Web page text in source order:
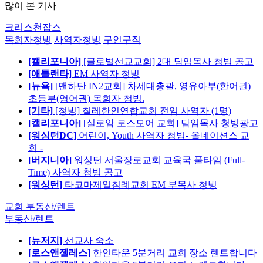
많이 본 기사
크리스천잡스
목회자청빙 사역자청빙 구인구직
[캘리포니아] [글로벌선교교회] 2대 담임목사 청빙 공고
[애틀랜타] EM 사역자 청빙
[뉴욕] [맨하탄 IN2교회] 차세대총괄, 영유아부(한어권)
초등부(영어권) 목회자 청빙.
[기타] [청빙] 칠레한인연합교회 전임 사역자 (1명)
[캘리포니아] [실로암 로스모어 교회] 담임목사 청빙광고
[워싱턴DC] 어린이, Youth 사역자 청빙- 올네이션스 교
회 -
[버지니아] 워싱턴 서울장로교회 교육국 풀타임 (Full-
Time) 사역자 청빙 공고
[워싱턴] 타코마제일침례교회 EM 부목사 청빙
교회 부동산/렌트
부동산/렌트
[뉴저지] 선교사 숙소
[로스앤젤레스] 한인타운 5분거리 교회 장소 렌트합니다